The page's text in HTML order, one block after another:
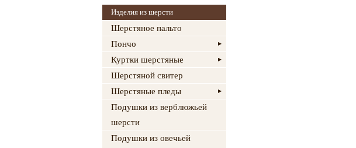
Изделия из шерсти
Шерстяное пальто
Пончо
Куртки шерстяные
Шерстяной свитер
Шерстяные пледы
Подушки из верблюжьей
шерсти
Подушки из овечьей